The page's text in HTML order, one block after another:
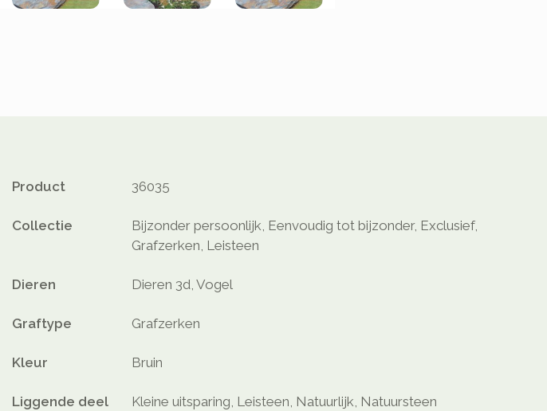
Product 36035
Collectie
Bijzonder persoonlijk, Eenvoudig tot bijzonder, Exclusief,
Grafzerken, Leisteen
Dieren Dieren 3d, Vogel
Graftype Grafzerken
Kleur Bruin
Liggende deel Kleine uitsparing, Leisteen, Natuurlijk, Natuursteen